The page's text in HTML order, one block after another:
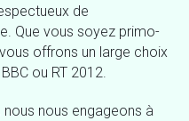
de
Que vous soyez primo-
offrons un large choix
ou RT 2012.
nous engageons à